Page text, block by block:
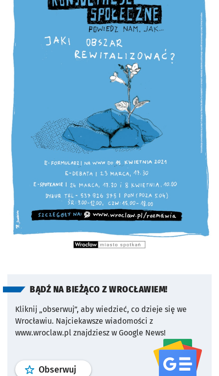
BĄDŹ NA BIEŻĄCO Z WROCŁAWIEM!
Kliknij „obserwuj”, aby wiedzieć, co dzieje się we
Wrocławiu. Najciekawsze wiadomości z
www.wroclaw.pl znajdziesz w Google News!
Obserwuj profil serwisu